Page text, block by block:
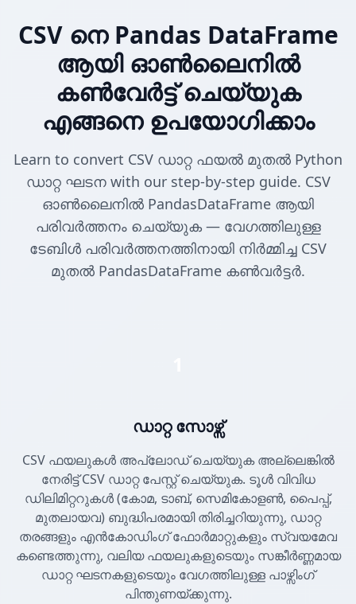
CSV നെ Pandas DataFrame
ആയി ഓൺലൈനിൽ
കൺവേർട്ട് ചെയ്യുക
എങ്ങനെ ഉപയോഗിക്കാം
Learn to convert CSV ഡാറ്റ ഫയൽ മുതൽ Python
ഡാറ്റ ഘടന with our step-by-step guide. CSV
ഓൺലൈനിൽ PandasDataFrame ആയി
പരിവർത്തനം ചെയ്യുക — വേഗത്തിലുള്ള
ടേബിൾ പരിവർത്തനത്തിനായി നിർമ്മിച്ച CSV
മുതൽ PandasDataFrame കൺവർട്ടർ.
ഡാറ്റ സോഴ്സ്
CSV ഫയലുകൾ അപ്‌ലോഡ് ചെയ്യുക അല്ലെങ്കിൽ
നേരിട്ട് CSV ഡാറ്റ പേസ്റ്റ് ചെയ്യുക. ടൂൾ വിവിധ
ഡിലിമിറ്ററുകൾ (കോമ, ടാബ്, സെമികോളൺ, പൈപ്പ്,
മുതലായവ) ബുദ്ധിപരമായി തിരിച്ചറിയുന്നു, ഡാറ്റ
തരങ്ങളും എൻകോഡിംഗ് ഫോർമാറ്റുകളും സ്വയമേവ
കണ്ടെത്തുന്നു, വലിയ ഫയലുകളുടെയും സങ്കീർണ്ണമായ
ഡാറ്റ ഘടനകളുടെയും വേഗത്തിലുള്ള പാഴ്സിംഗ്
പിന്തുണയ്ക്കുന്നു.